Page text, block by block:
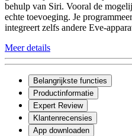
behulp van Siri. Vooral de
echte toevoeging. Je
integreert zelfs andere Eve-
Meer details
Belangrijkste functies
Productinformatie
Expert Review
Klantenrecensies
App downloaden